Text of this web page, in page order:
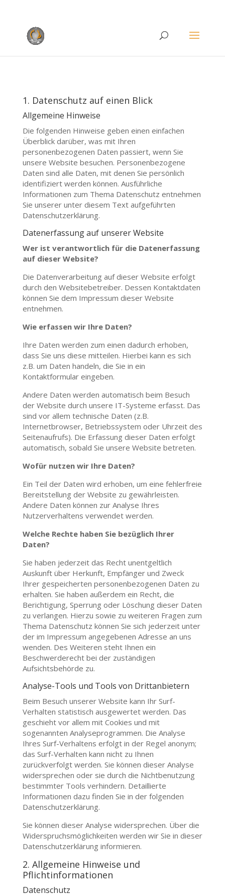
1. Datenschutz auf einen Blick
Allgemeine Hinweise
Die folgenden Hinweise geben einen einfachen
Überblick darüber, was mit Ihren
personenbezogenen Daten passiert, wenn Sie
unsere Website besuchen. Personenbezogene
Daten sind alle Daten, mit denen Sie persönlich
identifiziert werden können. Ausführliche
Informationen zum Thema Datenschutz entnehmen
Sie unserer unter diesem Text aufgeführten
Datenschutzerklärung.
Datenerfassung auf unserer Website
Wer ist verantwortlich für die Datenerfassung
auf dieser Website?
Die Datenverarbeitung auf dieser Website erfolgt
durch den Websitebetreiber. Dessen Kontaktdaten
können Sie dem Impressum dieser Website
entnehmen.
Wie erfassen wir Ihre Daten?
Ihre Daten werden zum einen dadurch erhoben,
dass Sie uns diese mitteilen. Hierbei kann es sich
z.B. um Daten handeln, die Sie in ein
Kontaktformular eingeben.
Andere Daten werden automatisch beim Besuch
der Website durch unsere IT-Systeme erfasst. Das
sind vor allem technische Daten (z.B.
Internetbrowser, Betriebssystem oder Uhrzeit des
Seitenaufrufs). Die Erfassung dieser Daten erfolgt
automatisch, sobald Sie unsere Website betreten.
Wofür nutzen wir Ihre Daten?
Ein Teil der Daten wird erhoben, um eine fehlerfreie
Bereitstellung der Website zu gewährleisten.
Andere Daten können zur Analyse Ihres
Nutzerverhaltens verwendet werden.
Welche Rechte haben Sie bezüglich Ihrer
Daten?
Sie haben jederzeit das Recht unentgeltlich
Auskunft über Herkunft, Empfänger und Zweck
Ihrer gespeicherten personenbezogenen Daten zu
erhalten. Sie haben außerdem ein Recht, die
Berichtigung, Sperrung oder Löschung dieser Daten
zu verlangen. Hierzu sowie zu weiteren Fragen zum
Thema Datenschutz können Sie sich jederzeit unter
der im Impressum angegebenen Adresse an uns
wenden. Des Weiteren steht Ihnen ein
Beschwerderecht bei der zuständigen
Aufsichtsbehörde zu.
Analyse-Tools und Tools von Drittanbietern
Beim Besuch unserer Website kann Ihr Surf-
Verhalten statistisch ausgewertet werden. Das
geschieht vor allem mit Cookies und mit
sogenannten Analyseprogrammen. Die Analyse
Ihres Surf-Verhaltens erfolgt in der Regel anonym;
das Surf-Verhalten kann nicht zu Ihnen
zurückverfolgt werden. Sie können dieser Analyse
widersprechen oder sie durch die Nichtbenutzung
bestimmter Tools verhindern. Detaillierte
Informationen dazu finden Sie in der folgenden
Datenschutzerklärung.
Sie können dieser Analyse widersprechen. Über die
Widerspruchsmöglichkeiten werden wir Sie in dieser
Datenschutzerklärung informieren.
2. Allgemeine Hinweise und
Pflichtinformationen
Datenschutz